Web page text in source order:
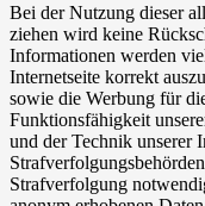
Bei der Nutzung dieser
ziehen wird keine
Informationen werden
Internetseite korrekt
sowie die Werbung für
Funktionsfähigkeit
und der Technik unserer
Strafverfolgung